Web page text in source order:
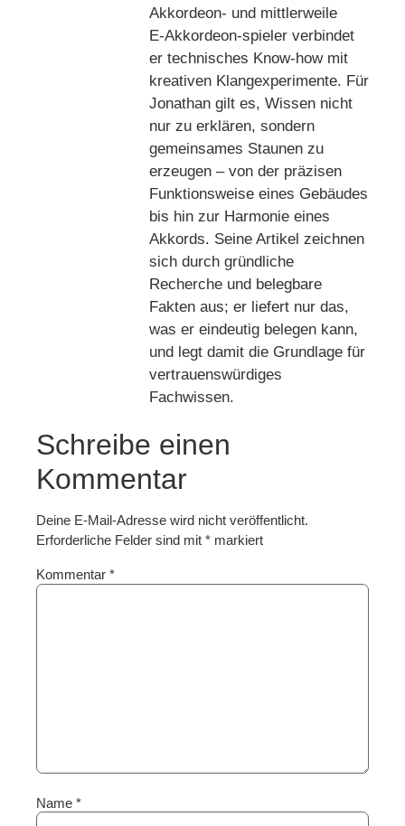
Akkordeon‑ und mittlerweile
E‑Akkordeon‑spieler verbindet
er technisches Know‑how mit
kreativen Klangexperimente. Für
Jonathan gilt es, Wissen nicht
nur zu erklären, sondern
gemeinsames Staunen zu
erzeugen – von der präzisen
Funktionsweise eines Gebäudes
bis hin zur Harmonie eines
Akkords. Seine Artikel zeichnen
sich durch gründliche
Recherche und belegbare
Fakten aus; er liefert nur das,
was er eindeutig belegen kann,
und legt damit die Grundlage für
vertrauenswürdiges
Fachwissen.
Schreibe einen
Kommentar
Deine E-Mail-Adresse wird nicht veröffentlicht.
Erforderliche Felder sind mit * markiert
Kommentar *
Name *